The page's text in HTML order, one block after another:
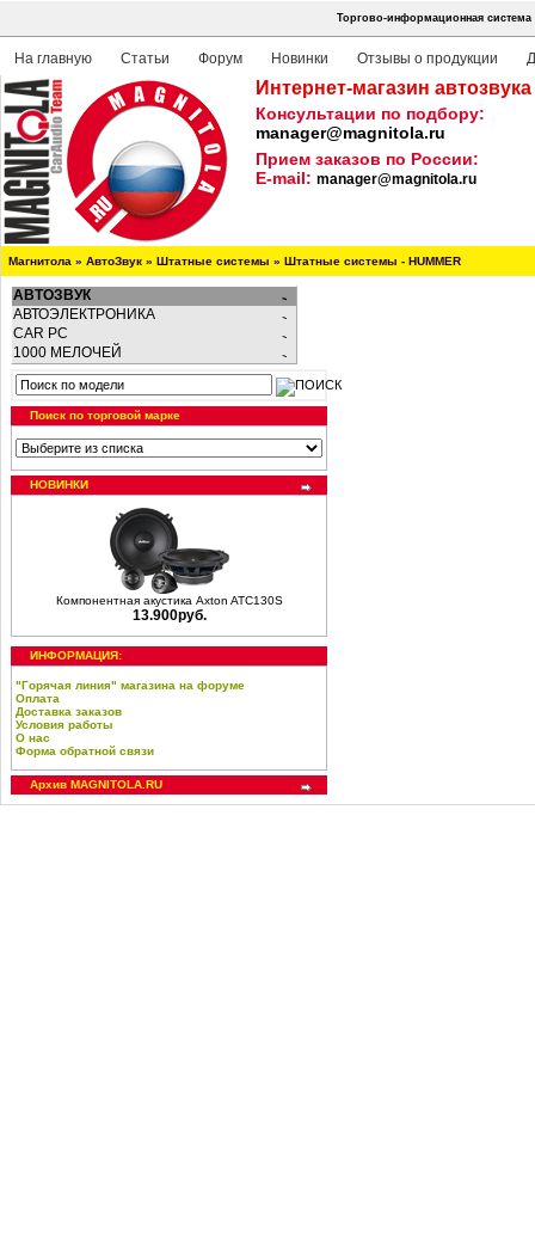
Торгово-информационная система
На главную Статьи Форум Новинки Отзывы о продукции
Интернет-магазин
Консультации по подбору:
manager@magnitola.ru
Прием заказов по России:
E-mail: manager@magnitola.ru
Магнитола » АвтоЗвук » Штатные системы » Штатные системы - HUMMER
АВТОЗВУК
АВТОЭЛЕКТРОНИКА
CAR PC
1000 МЕЛОЧЕЙ
Поиск по торговой марке
НОВИНКИ
Компонентная акустика Axton ATC130S
13.900руб.
ИНФОРМАЦИЯ:
"Горячая линия" магазина на форуме
Оплата
Доставка заказов
Условия работы
О нас
Форма обратной связи
Архив MAGNITOLA.RU